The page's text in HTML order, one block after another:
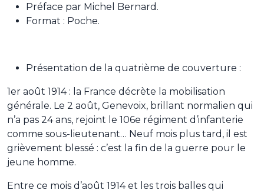
Préface par Michel Bernard.
Format : Poche.
Présentation de la quatrième de couverture :
1er août 1914 : la France décrète la mobilisation
générale. Le 2 août, Genevoix, brillant normalien qui
n’a pas 24 ans, rejoint le 106e régiment d’infanterie
comme sous-lieutenant… Neuf mois plus tard, il est
grièvement blessé : c’est la fin de la guerre pour le
jeune homme.
Entre ce mois d’août 1914 et les trois balles qui